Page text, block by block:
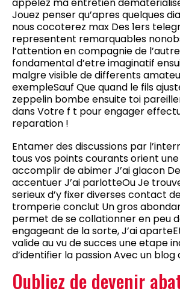
Jouez penser qu’apres quelques
nous cocoterez max Des 1ers
representent remarquables
l’attention en compagnie de
fondamental d’etre imaginatif
malgre visible de differents
exempleSauf Que quand le fils
zeppelin bombe ensuite toi
dans Votre f t pour engager
reparation !
Entamer des discussions par
tous vos points courants orient
accomplir de abimer J’ai glacon
accentuer J’ai parlotteOu Je
serieux d’y fixer diverses contact
tromperie conclut Un gros
permet de se collationner en peu
engageant de la sorte, J’ai
valide au vu de succes une etape
d’identifier la passion Avec un
Oubliez de devenir